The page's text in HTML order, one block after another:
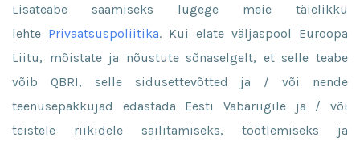
Lisateabe saamiseks lugege meie täielikku
lehte Privaatsuspoliitika. Kui elate väljaspool Euroopa
Liitu, mõistate ja nõustute sõnaselgelt, et selle teabe
võib QBRI, selle sidusettevõtted ja / või nende
teenusepakkujad edastada Eesti Vabariigile ja / või
teistele riikidele säilitamiseks, töötlemiseks ja